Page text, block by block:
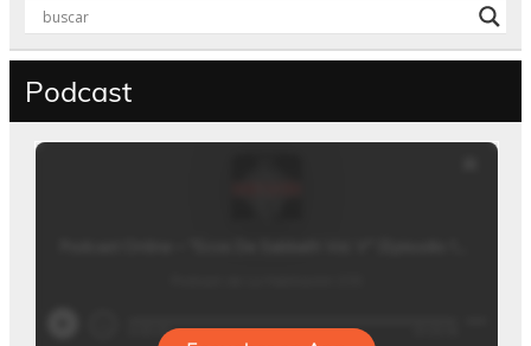
Podcast